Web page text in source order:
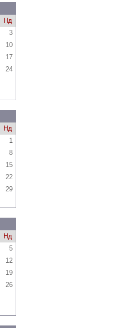
Нд
3
10
17
24
Нд
1
8
15
22
29
Нд
5
12
19
26